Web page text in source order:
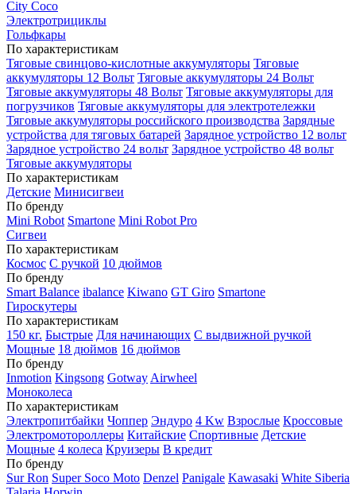
City Coco
Электротрициклы
Гольфкары
По характеристикам
Тяговые свинцово-кислотные аккумуляторы Тяговые
аккумуляторы 12 Вольт Тяговые аккумуляторы 24 Вольт
Тяговые аккумуляторы 48 Вольт Тяговые аккумуляторы для
погрузчиков Тяговые аккумуляторы для электротележки
Тяговые аккумуляторы российского производства Зарядные
устройства для тяговых батарей Зарядное устройство 12 вольт
Зарядное устройство 24 вольт Зарядное устройство 48 вольт
Тяговые аккумуляторы
По характеристикам
Детские Минисигвеи
По бренду
Mini Robot Smartone Mini Robot Pro
Сигвеи
По характеристикам
Космос С ручкой 10 дюймов
По бренду
Smart Balance ibalance Kiwano GT Giro Smartone
Гироскутеры
По характеристикам
150 кг. Быстрые Для начинающих С выдвижной ручкой
Мощные 18 дюймов 16 дюймов
По бренду
Inmotion Kingsong Gotway Airwheel
Моноколеса
По характеристикам
Электропитбайки Чоппер Эндуро 4 Kw Взрослые Кроссовые
Электромотороллеры Китайские Спортивные Детские
Мощные 4 колеса Круизеры В кредит
По бренду
Sur Ron Super Soco Moto Denzel Panigale Kawasaki White Siberia